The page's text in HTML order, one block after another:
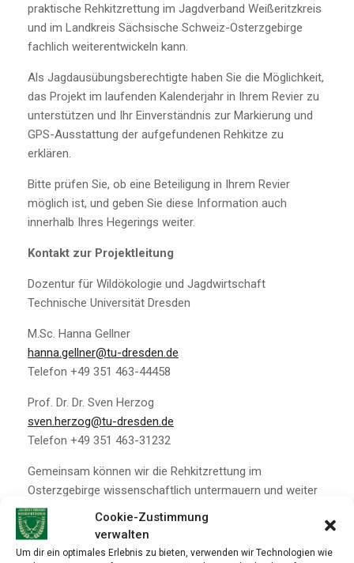
Cookie-Zustimmung
verwalten
Um dir ein optimales Erlebnis zu bieten, verwenden wir Technologien wie
praktische Rehkitzrettung im Jagdverband Weißeritzkreis
und im Landkreis Sächsische Schweiz-Osterzgebirge
fachlich weiterentwickeln kann.
Als Jagdausübungsberechtigte haben Sie die Möglichkeit,
das Projekt im laufenden Kalenderjahr in Ihrem Revier zu
unterstützen und Ihr Einverständnis zur Markierung und
GPS-Ausstattung der aufgefundenen Rehkitze zu
erklären.
Bitte prüfen Sie, ob eine Beteiligung in Ihrem Revier
möglich ist, und geben Sie diese Information auch
innerhalb Ihres Hegerings weiter.
Kontakt zur Projektleitung
Dozentur für Wildökologie und Jagdwirtschaft
Technische Universität Dresden
M.Sc. Hanna Gellner
hanna.gellner@tu-dresden.de
Telefon +49 351 463-44458
Prof. Dr. Dr. Sven Herzog
sven.herzog@tu-dresden.de
Telefon +49 351 463-31232
Gemeinsam können wir die Rehkitzrettung im
Osterzgebirge wissenschaftlich untermauern und weiter
verbessern.
Mit Waidmannsheil